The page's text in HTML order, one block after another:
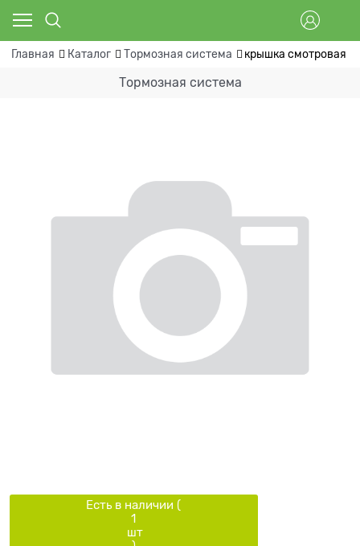
Главная Каталог Тормозная система крышка смотровая
Тормозная система
Есть в наличии (
1
шт